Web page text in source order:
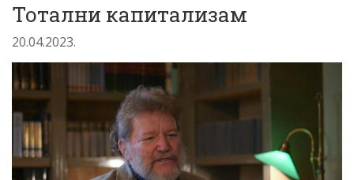
Тотални капитализам
20.04.2023.